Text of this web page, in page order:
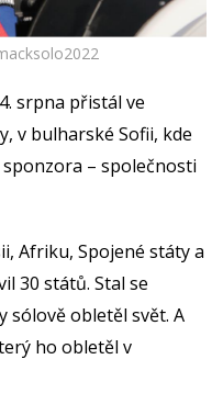
srpna přistál ve
v bulharské Sofii, kde
– společnosti
Afriku, Spojené státy a
30 států. Stal se
sólově obletěl svět. A
ho obletěl v